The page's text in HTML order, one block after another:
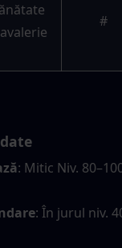
#
: Mitic Niv.
: În jurul niv.